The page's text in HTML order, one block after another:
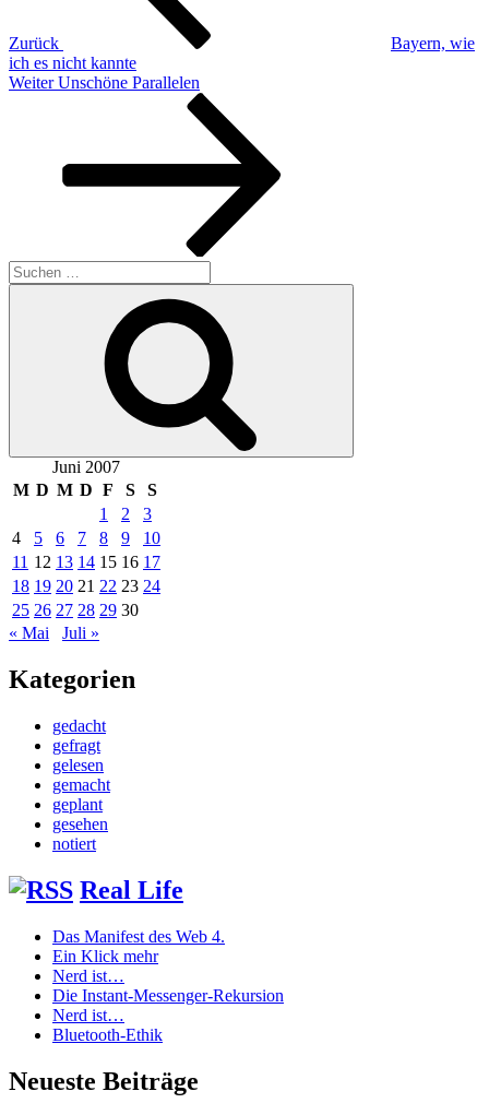
Zurück
Bayern, wie
ich es nicht kannte
Nächster
Weiter Unschöne Parallelen
Suche
nach:
Juni 2007
M D M D F S
S
1
2
3
4
5 6 7 8 9
10
11 12 13 14 15 16 17
18 19 20 21 22 23 24
25 26 27 28 29 30
« Mai
Juli »
Kategorien
gedacht
gefragt
gelesen
gemacht
geplant
gesehen
notiert
Real Life
Das Manifest des Web 4.
Ein Klick mehr
Nerd ist…
Die Instant-Messenger-Rekursion
Nerd ist…
Bluetooth-Ethik
Neueste Beiträge